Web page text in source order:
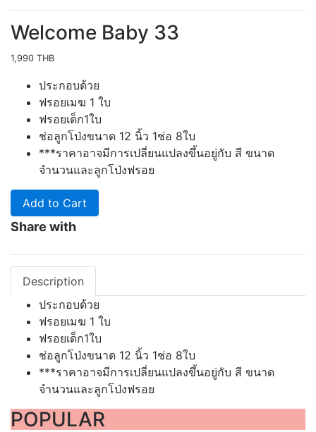
Welcome Baby 33
1,990 THB
ประกอบด้วย
ฟรอยเมฆ 1 ใบ
ฟรอยเด็ก1ใบ
ช่อลูกโป่งขนาด 12 นิ้ว 1ช่อ 8ใบ
***ราคาอาจมีการเปลี่ยนแปลงขึ้นอยู่กับ สี ขนาด
จำนวนและลูกโป่งฟรอย
Add to Cart
Share with
Description
ประกอบด้วย
ฟรอยเมฆ 1 ใบ
ฟรอยเด็ก1ใบ
ช่อลูกโป่งขนาด 12 นิ้ว 1ช่อ 8ใบ
***ราคาอาจมีการเปลี่ยนแปลงขึ้นอยู่กับ สี ขนาด
จำนวนและลูกโป่งฟรอย
POPULAR